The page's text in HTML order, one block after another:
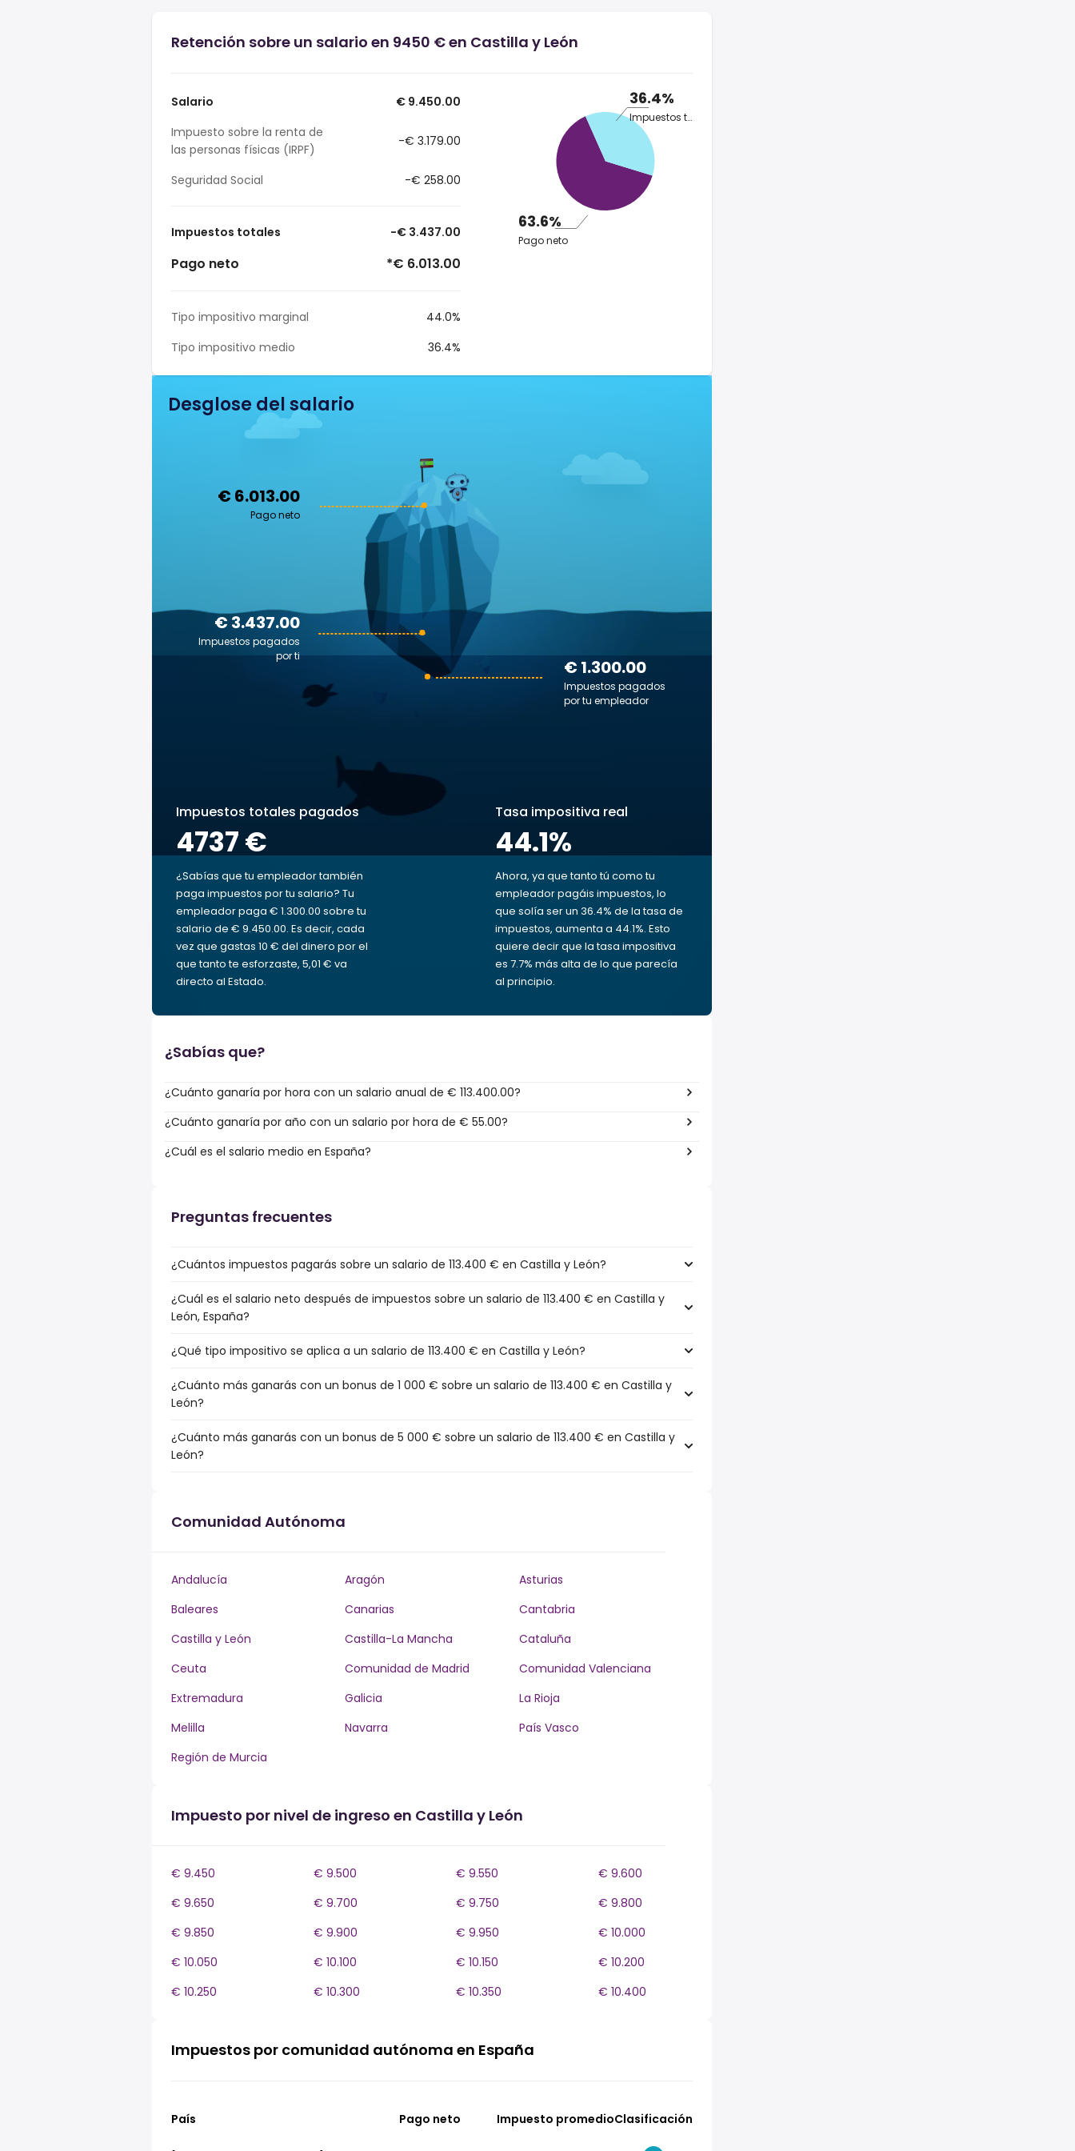
Retención sobre un salario en 9450 € en Castilla y León
Salario
€ 9.450.00
Impuesto sobre la renta de
las personas físicas (IRPF)
-€ 3.179.00
Seguridad Social -€ 258.00
Impuestos totales -€ 3.437.00
Pago neto *€ 6.013.00
Tipo impositivo marginal
44.0%
Tipo impositivo medio
36.4%
36.4%
Impuestos totales
63.6%
Pago neto
Desglose del salario
€ 6.013.00
Pago neto
€ 1.300.00
Impuestos pagados
por tu empleador
€ 3.437.00
Impuestos pagados
por ti
Impuestos totales pagados
4737 €
¿Sabías que tu empleador también
paga impuestos por tu salario? Tu
empleador paga € 1.300.00 sobre tu
salario de € 9.450.00. Es decir, cada
vez que gastas 10 € del dinero por el
que tanto te esforzaste, 5,01 € va
directo al Estado.
Tasa impositiva real
44.1%
Ahora, ya que tanto tú como tu
empleador pagáis impuestos, lo
que solía ser un 36.4% de la tasa de
impuestos, aumenta a 44.1%. Esto
quiere decir que la tasa impositiva
es 7.7% más alta de lo que parecía
al principio.
¿Sabías que?
¿Cuánto ganaría por hora con un salario anual de € 113.400.00?
¿Cuánto ganaría por año con un salario por hora de € 55.00?
¿Cuál es el salario medio en España?
Preguntas frecuentes
¿Cuántos impuestos pagarás sobre un salario de 113.400 € en Castilla y León?
¿Cuál es el salario neto después de impuestos sobre un salario de 113.400 € en Castilla y
León, España?
¿Qué tipo impositivo se aplica a un salario de 113.400 € en Castilla y León?
¿Cuánto más ganarás con un bonus de 1 000 € sobre un salario de 113.400 € en Castilla y
León?
¿Cuánto más ganarás con un bonus de 5 000 € sobre un salario de 113.400 € en Castilla y
León?
Comunidad Autónoma
Andalucía Aragón
Asturias
Baleares
Canarias
Cantabria
Castilla y León
Castilla-La Mancha
Cataluña
Ceuta
Comunidad de Madrid
Comunidad Valenciana
Extremadura
Galicia
La Rioja
Melilla
Navarra
País Vasco
Región de Murcia
Impuesto por nivel de ingreso en Castilla y León
€ 9.450 € 9.500 € 9.550
€ 9.600
€ 9.650
€ 9.700 € 9.750
€ 9.800
€ 9.850
€ 9.900 € 9.950
€ 10.000
€ 10.050
€ 10.100 € 10.150
€ 10.200
€ 10.250
€ 10.300 € 10.350 € 10.400
Impuestos por comunidad autónoma en España
País Pago neto Impuesto promedioClasificación